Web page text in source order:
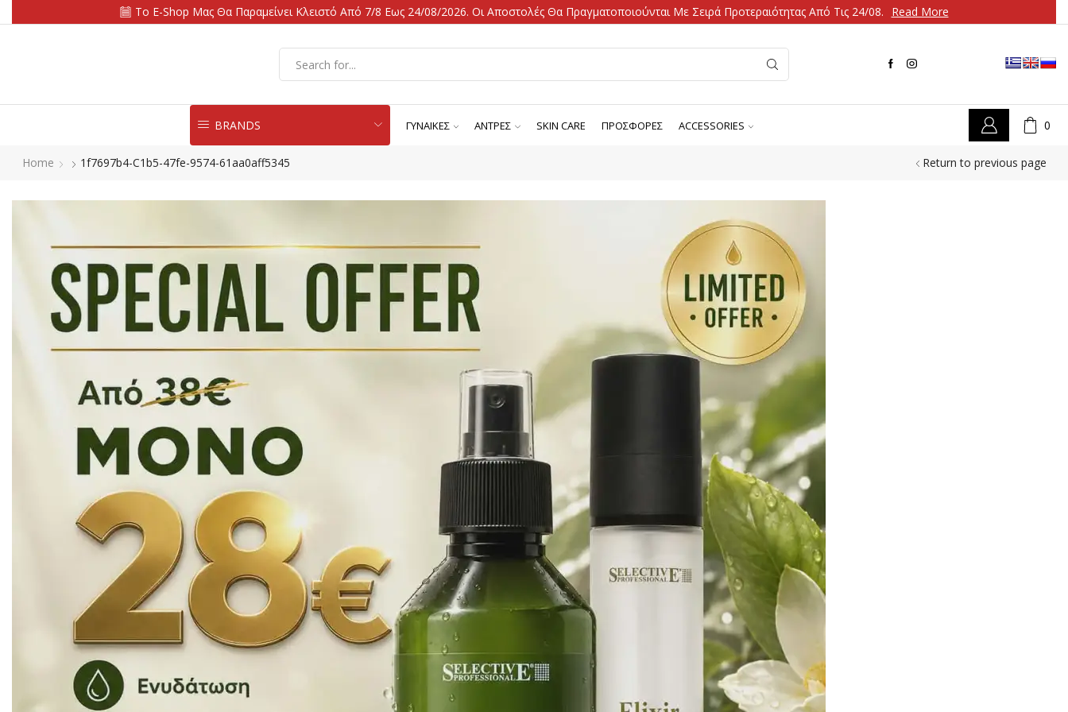
Το E-Shop Μας Θα Παραμείνει Κλειστό Από 7/8 Εως 24/08/2026. Οι Αποστολές Θα Πραγματοποιούνται Με Σειρά Προτεραιότητας Από Τις 24/08. Read More
BRANDS ΓΥΝΑΙΚΕΣ ΑΝΤΡΕΣ SKIN CARE ΠΡΟΣΦΟΡΕΣ ACCESSORIES 0
Return to previous page
Home 1f7697b4-C1b5-47fe-9574-61aa0aff5345